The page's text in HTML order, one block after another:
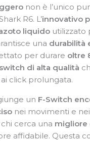
non è l’unico
R6. L’innovativo
liquido utilizzato
una durabilità
per durare oltre
switch di alta qualità
click prolungata.
un F-Switch
nei movimenti e
cerca una migliore
affidabile. Questa